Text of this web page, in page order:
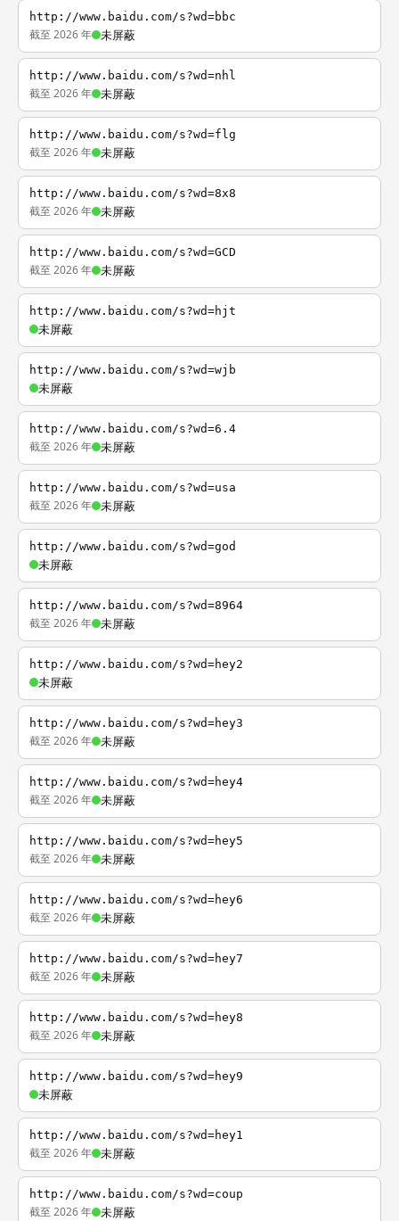
http://www.baidu.com/s?wd=bbc
截至 2026 年 未屏蔽
http://www.baidu.com/s?wd=nhl
截至 2026 年 未屏蔽
http://www.baidu.com/s?wd=flg
截至 2026 年 未屏蔽
http://www.baidu.com/s?wd=8x8
截至 2026 年 未屏蔽
http://www.baidu.com/s?wd=GCD
截至 2026 年 未屏蔽
http://www.baidu.com/s?wd=hjt
未屏蔽
http://www.baidu.com/s?wd=wjb
未屏蔽
http://www.baidu.com/s?wd=6.4
截至 2026 年 未屏蔽
http://www.baidu.com/s?wd=usa
截至 2026 年 未屏蔽
http://www.baidu.com/s?wd=god
未屏蔽
http://www.baidu.com/s?wd=8964
截至 2026 年 未屏蔽
http://www.baidu.com/s?wd=hey2
未屏蔽
http://www.baidu.com/s?wd=hey3
截至 2026 年 未屏蔽
http://www.baidu.com/s?wd=hey4
截至 2026 年 未屏蔽
http://www.baidu.com/s?wd=hey5
截至 2026 年 未屏蔽
http://www.baidu.com/s?wd=hey6
截至 2026 年 未屏蔽
http://www.baidu.com/s?wd=hey7
截至 2026 年 未屏蔽
http://www.baidu.com/s?wd=hey8
截至 2026 年 未屏蔽
http://www.baidu.com/s?wd=hey9
未屏蔽
http://www.baidu.com/s?wd=hey1
截至 2026 年 未屏蔽
http://www.baidu.com/s?wd=coup
截至 2026 年 未屏蔽